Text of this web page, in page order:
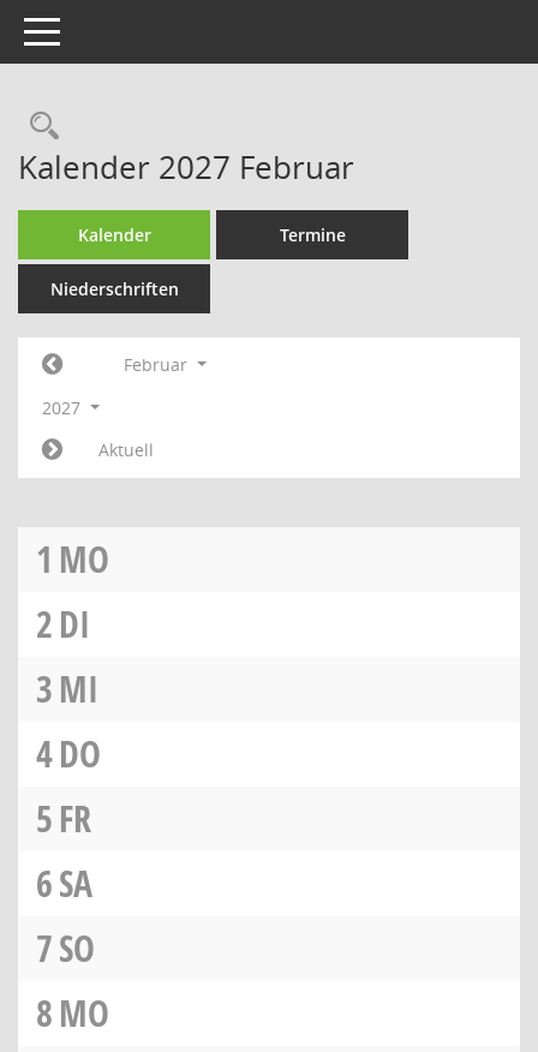
Toggle navigation
Rechercheauswahl
Kalender 2027 Februar
Kalender Termine
Niederschriften
Februar
2027
Aktuell
1 MO
2DI
3MI
4DO
5FR
6SA
7SO
8MO